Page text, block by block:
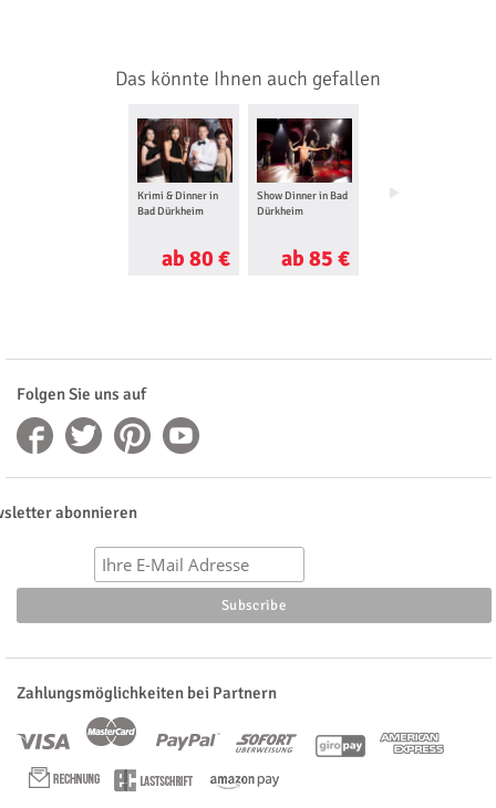
Das könnte Ihnen auch gefallen
Krimi & Dinner in
Bad Dürkheim
ab 80 €
Show Dinner in Bad
Dürkheim
ab 85 €
Spurensicherung
Folgen Sie uns auf
abonnieren
Zahlungsmöglichkeiten bei Partnern